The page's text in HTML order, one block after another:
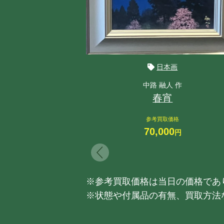
日本画
中路 融人 作
春宵
参考買取価格
70,000円
※参考買取価格は当日の価格であ
※状態や付属品の有無、買取方